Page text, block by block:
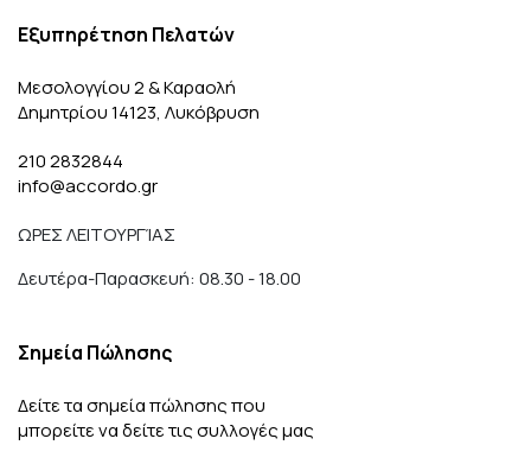
Εξυπηρέτηση Πελατών
Μεσολογγίου 2 & Καραολή
Δημητρίου 14123, Λυκόβρυση
210 2832844
info@accordo.gr
ΩΡΕΣ ΛΕΙΤΟΥΡΓΊΑΣ
Δευτέρα-Παρασκευή: 08.30 - 18.00
Σημεία Πώλησης
Δείτε τα σημεία πώλησης που
μπορείτε να δείτε τις συλλογές μας